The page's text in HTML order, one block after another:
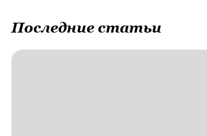
Последние статьи